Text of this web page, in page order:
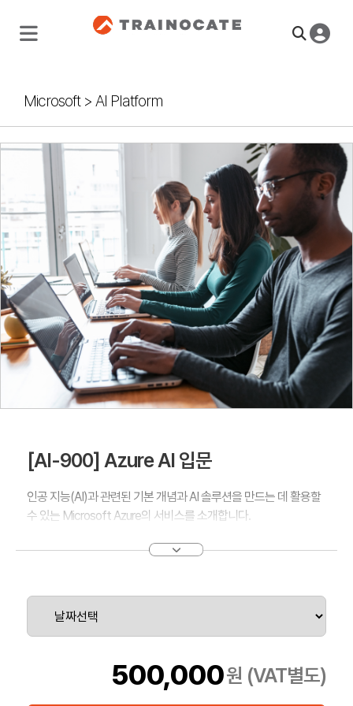
Microsoft> AI Platform
[AI-900] Azure AI 입문
인공 지능(AI)과 관련된 기본 개념과 AI 솔루션을 만드는 데 활용할
수 있는 Microsoft Azure의 서비스를 소개합니다.
500,000원 (VAT별도)